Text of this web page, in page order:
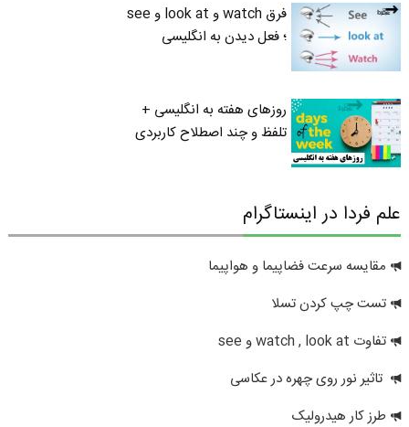
فرق watch و look at و see
؛ فعل دیدن به انگلیسی
روزهای هفته به انگلیسی +
تلفظ و چند اصطلاح کاربردی
علم فردا در اینستاگرام
مقایسه سرعت فضاپیما و هواپیما
تست چپ کردن تسلا
تفاوت watch , look at و see
تاثیر نور روی چهره در عکاسی
طرز کار هیدرولیک